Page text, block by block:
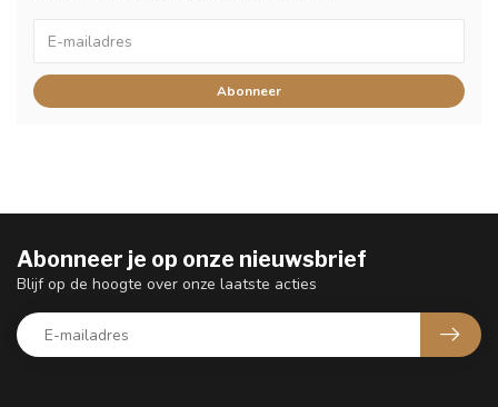
Abonneer
Abonneer je op onze nieuwsbrief
Blijf op de hoogte over onze laatste acties